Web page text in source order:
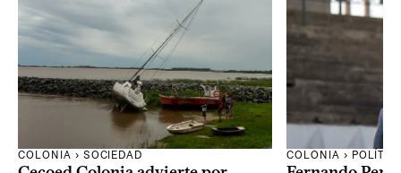
COLONIA › SOCIEDAD COLONIA ›